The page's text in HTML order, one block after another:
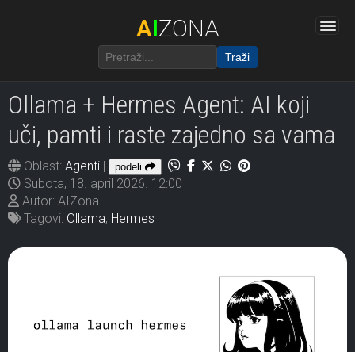
AIZONA
Traži
Ollama + Hermes Agent: AI koji
uči, pamti i raste zajedno sa vama
Oblast: Agenti | podeli
Subota, 18. april 2026. 12:00
Autor: AIZona
Tagovi: Ollama, Hermes